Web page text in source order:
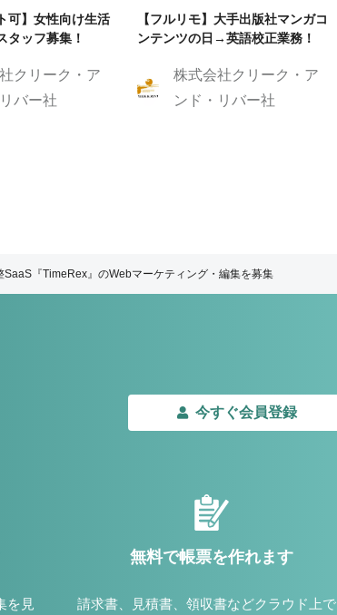
可】女性向け生活
タッフ募集！
クリーク・ア
バー社
【フルリモ】大手出版社マンガコ
ンテンツの日→英語校正業務！
株式会社クリーク・ア
ンド・リバー社
『TimeRex』のWebマーケティング・編集を募集
今すぐ会員登録
を見
無料で帳票を作れます
請求書、見積書、領収書などクラウド上で